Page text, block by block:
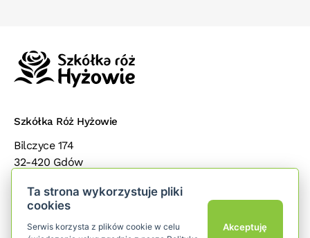
Szkółka Róż Hyżowie
Bilczyce 174
32-420 Gdów
Popularne kategorie
Ta strona wykorzystuje pliki
cookies
Serwis korzysta z plików cookie w celu
Akceptuję